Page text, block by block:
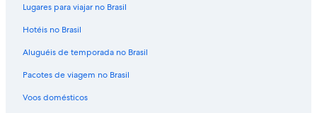
Lugares para viajar no Brasil
Hotéis no Brasil
Aluguéis de temporada no Brasil
Pacotes de viagem no Brasil
Voos domésticos